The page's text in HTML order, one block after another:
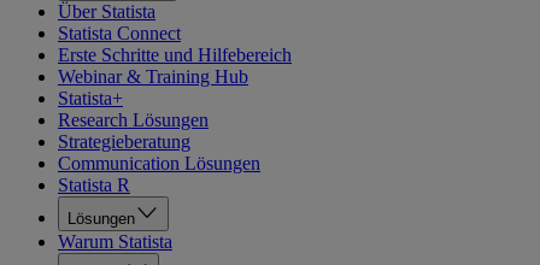
Über Statista
Statista Connect
Erste Schritte und Hilfebereich
Webinar & Training Hub
Statista+
Research Lösungen
Strategieberatung
Communication Lösungen
Statista R
Lösungen
Warum Statista